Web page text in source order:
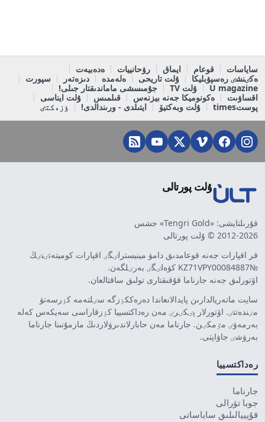
ساياسات قوعام ايماق رۋحانييات
ەدەبيەت
ەكٸنشٸ رەسپۋبليكا
ۇلت تاريحى ەلەمدە دىزەتەر
سپورت
U magazine
ۇلت TV
جۇمىسشى ماماندىقتار جىلى!
اقساۋىت
ەكونوميكا جەنە بيزنەس قىلمىس
ۇلت ايناسى
پوستtimes
ۇلت وبەكتيۆ ايتىلدى - ورىندالدى! ٶزەكتٸ
ۇلت پورتالى
قۇرىلتايشى: «Tengri Gold» جشس
2012-2026 © ۇلت پورتالى
قر اقپارات جەنە قوعامدىق دامۋ مينيسترلٸگٸ اقپارات كوميتەتٸنٸڭ
№KZ71VPY00084887 كۋەلٸگٸ بەرٸلگەن.
اۆتورلىق جەنە جارناما قۇقىقتارى تولىق ساقتالعان.
سايت ماتەريالدارىن پايدالانعاندا دەرەككٶزگە سٸلتەمە كٶرسەتۋ
مٸندەتتٸ. اۆتورلار پٸكٸرٸ مەن رەداكتسييا كٶزقاراسى سەيكەس كەلە
بەرمەۋٸ مٷمكٸن. جارناما مەن حابارلاندىرۋلاردىڭ مازمۇنىنا جارناما
بەرۋشٸ جاۋاپتى.
رەداكتسييا
جارناما
جوبا تۋرالى
قۇپييالىلىق ساياساتى